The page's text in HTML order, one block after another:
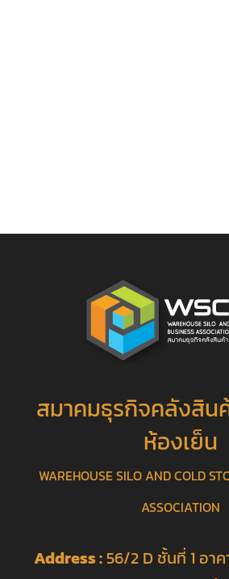
สมาคมธุรกิจคลังสินค้
ห้องเย็น
WAREHOUSE SILO AND COLD
ASSOCIATION
Address :56/2 D ชั้นที่ 1 อา